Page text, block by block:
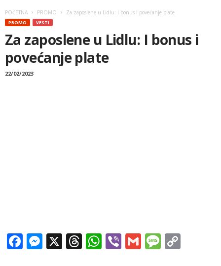
POČETNA PROMO Za zaposlene u Lidlu: I bonus i povećanje plate
PROMO VESTI
Za zaposlene u Lidlu: I bonus i
povećanje plate
22/02/2023
Facebook
Messenger
X Threads
WhatsApp
ViberGmail